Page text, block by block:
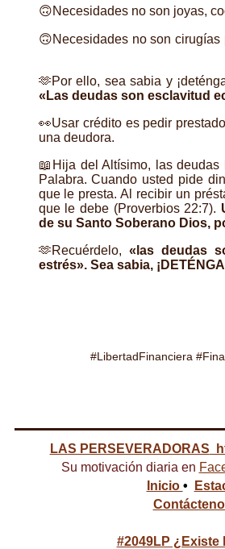
🙃Necesidades no son joyas,
🙃Necesidades no son cirugías
🫶Por ello, sea sabia y
«Las deudas son esclavitud
👀Usar crédito es pedir
una deudora.
📖Hija del Altísimo, las
Palabra. Cuando usted pide
que le presta. Al recibir un
que le debe (Proverbios 22:7).
de su Santo Soberano Dios,
🫶Recuérdelo, «las deudas
estrés». Sea sabia,
#LibertadFinanciera
LAS PERSEVERADORAS
Su motivación diaria en
Inicio •
#2049LP ¿Existe